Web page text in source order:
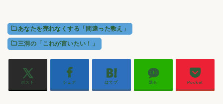
あなたを売れなくする「間違った教え」
三洞の「これが言いたい！」
ポスト シェア はてブ 送る Pocket